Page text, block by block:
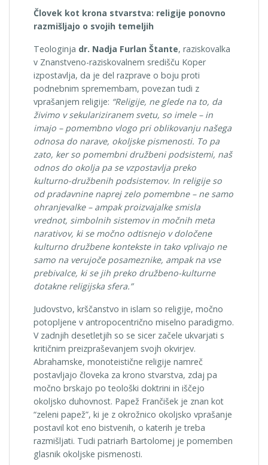
Človek kot krona stvarstva: religije ponovno
razmišljajo o svojih temeljih
Teologinja dr. Nadja Furlan Štante, raziskovalka
v Znanstveno-raziskovalnem središču Koper
izpostavlja, da je del razprave o boju proti
podnebnim spremembam, povezan tudi z
vprašanjem religije: “Religije, ne glede na to, da
živimo v sekulariziranem svetu, so imele – in
imajo – pomembno vlogo pri oblikovanju našega
odnosa do narave, okoljske pismenosti. To pa
zato, ker so pomembni družbeni podsistemi, naš
odnos do okolja pa se vzpostavlja preko
kulturno-družbenih podsistemov. In religije so
od pradavnine naprej zelo pomembne – ne samo
ohranjevalke – ampak proizvajalke smisla
vrednot, simbolnih sistemov in močnih meta
narativov, ki se močno odtisnejo v določene
kulturno družbene kontekste in tako vplivajo ne
samo na verujoče posameznike, ampak na vse
prebivalce, ki se jih preko družbeno-kulturne
dotakne religijska sfera.”
Judovstvo, krščanstvo in islam so religije, močno
potopljene v antropocentrično miselno paradigmo.
V zadnjih desetletjih so se sicer začele ukvarjati s
kritičnim preizpraševanjem svojh okvirjev.
Abrahamske, monoteistične religije namreč
postavljajo človeka za krono stvarstva, zdaj pa
močno brskajo po teološki doktrini in iščejo
okoljsko duhovnost. Papež Frančišek je znan kot
“zeleni papež”, ki je z okrožnico okoljsko vprašanje
postavil kot eno bistvenih, o katerih je treba
razmišljati. Tudi patriarh Bartolomej je pomemben
glasnik okoljske pismenosti.